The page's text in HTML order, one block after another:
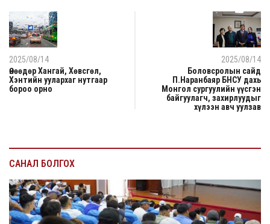
2025/08/14
Өнөөдөр Хангай, Хөвсгөл,
Хэнтийн уулархаг нутгаар
бороо орно
2025/08/14
Боловсролын сайд
П.Наранбаяр БНСУ дахь
Монгол сургуулийн үүсгэн
байгуулагч, захирлуудыг
хүлээн авч уулзав
САНАЛ БОЛГОХ